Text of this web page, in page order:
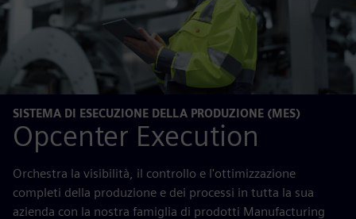
SISTEMA DI ESECUZIONE DELLA PRODUZIONE (MES)
Opcenter Execution
Orchestra la visibilità, il controllo e l'ottimizzazione
completi della produzione e dei processi in tutta la sua
azienda con la nostra famiglia di prodotti Manufacturing